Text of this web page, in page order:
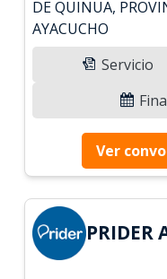
DE QUINUA,
AYACUCHO
Servicio
Ver
PRIDER